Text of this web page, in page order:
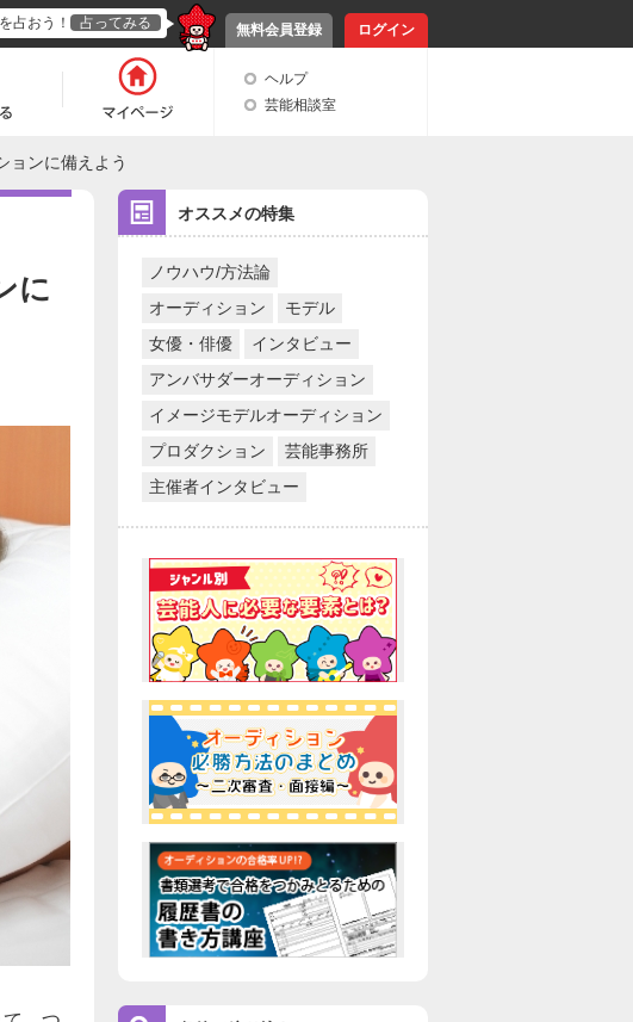
無料会員登録 ログイン
占おう！ 占ってみる
ヘルプ
芸能相談室
ョンに備えよう
オススメの特集
ノウハウ/方法論
オーディション
モデル
女優・俳優
インタビュー
アンバサダーオーディション
イメージモデルオーディション
プロダクション
芸能事務所
主催者インタビュー
に